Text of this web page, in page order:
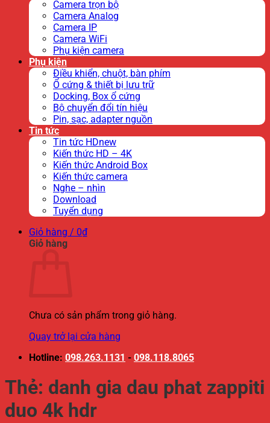
Camera trọn bộ
Camera Analog
Camera IP
Camera WiFi
Phụ kiện camera
Phụ kiện
Điều khiển, chuột, bàn phím
Ổ cứng & thiết bị lưu trữ
Docking, Box ổ cứng
Bộ chuyển đổi tín hiệu
Pin, sạc, adapter nguồn
Tin tức
Tin tức HDnew
Kiến thức HD – 4K
Kiến thức Android Box
Kiến thức camera
Nghe – nhìn
Download
Tuyển dụng
Giỏ hàng / 0₫
Giỏ hàng
Chưa có sản phẩm trong giỏ hàng.
Quay trở lại cửa hàng
Hotline: 098.263.1131 - 098.118.8065
Thẻ: danh gia dau phat zappiti
duo 4k hdr